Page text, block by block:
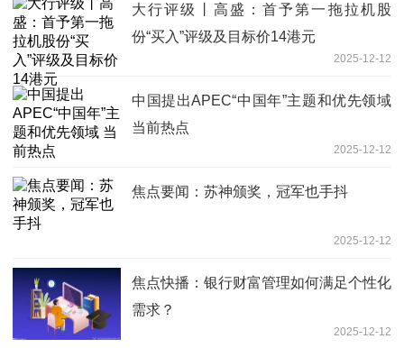
大行评级丨高盛：首予第一拖拉机股
份“买入”评级及目标价14港元
2025-12-12
中国提出APEC“中国年”主题和优先领域
当前热点
2025-12-12
焦点要闻：苏神颁奖，冠军也手抖
2025-12-12
焦点快播：银行财富管理如何满足个性化
需求？
2025-12-12